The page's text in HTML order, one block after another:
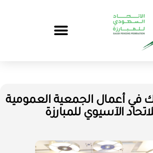
في أعمال الجمعية العمومية